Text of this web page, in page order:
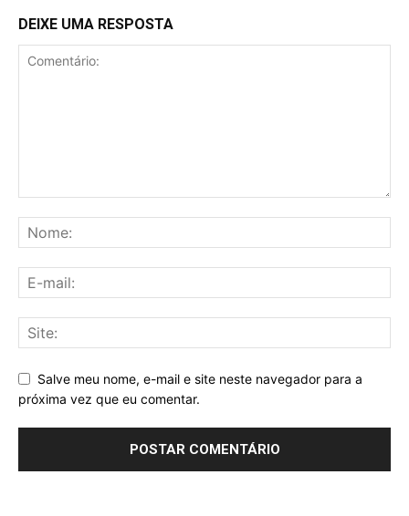
DEIXE UMA RESPOSTA
Salve meu nome, e-mail e site neste navegador para a
próxima vez que eu comentar.